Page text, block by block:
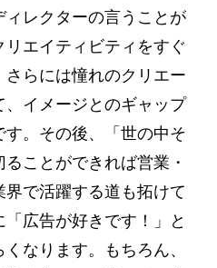
レクターの言うことが
エイティビティをすぐ
らには憧れのクリエー
、イメージとのギャップ
。その後、「世の中そ
ことができれば営業・
で活躍する道も拓けて
広告が好きです！」と
なります。もちろん、